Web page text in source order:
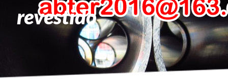
revestido